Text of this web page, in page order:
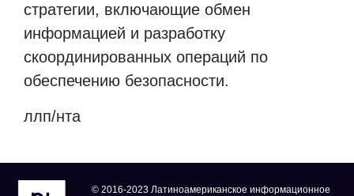
стратегии, включающие обмен
информацией и разработку
скоординированных операций по
обеспечению безопасности.
ллп/нта
© 2016-2023 Латиноамериканское информационное